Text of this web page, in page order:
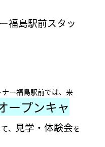
福島駅前スタッ
ー福島駅前では、来
ープンキャ
、 見学・体験会を